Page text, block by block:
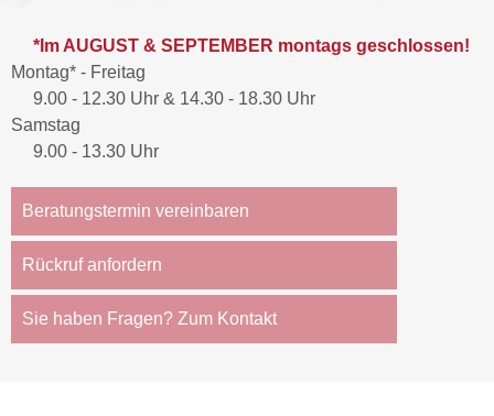
*Im AUGUST & SEPTEMBER montags geschlossen!
Montag* - Freitag
9.00 - 12.30 Uhr & 14.30 - 18.30 Uhr
Samstag
9.00 - 13.30 Uhr
Beratungstermin vereinbaren
Rückruf anfordern
Sie haben Fragen? Zum Kontakt